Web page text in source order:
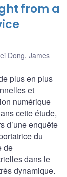
from a
Dong, James
plus en plus
et
numérique
cette étude,
d’une enquête
du
de
dans le
dynamique.